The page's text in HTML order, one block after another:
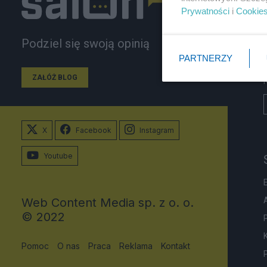
Podziel się swoją opinią
ZAŁÓŻ BLOG
X Facebook Instagram
Youtube
Web Content Media sp. z o. o.
© 2022
Pomoc O nas Praca Reklama Kontakt
Prywatności i Cookies
PARTNERZY